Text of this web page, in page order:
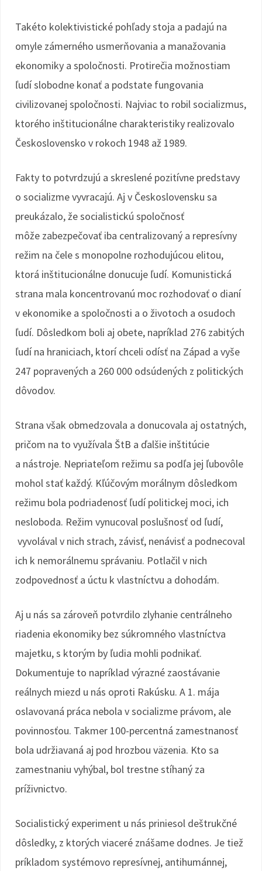
Takéto kolektivistické pohľady stoja a padajú na
omyle zámerného usmerňovania a manažovania
ekonomiky a spoločnosti. Protirečia možnostiam
ľudí slobodne konať a podstate fungovania
civilizovanej spoločnosti. Najviac to robil socializmus,
ktorého inštitucionálne charakteristiky realizovalo
Československo v rokoch 1948 až 1989.
Fakty to potvrdzujú a skreslené pozitívne predstavy
o socializme vyvracajú. Aj v Československu sa
preukázalo, že socialistickú spoločnosť
môže zabezpečovať iba centralizovaný a represívny
režim na čele s monopolne rozhodujúcou elitou,
ktorá inštitucionálne donucuje ľudí. Komunistická
strana mala koncentrovanú moc rozhodovať o dianí
v ekonomike a spoločnosti a o životoch a osudoch
ľudí. Dôsledkom boli aj obete, napríklad 276 zabitých
ľudí na hraniciach, ktorí chceli odísť na Západ a vyše
247 popravených a 260 000 odsúdených z politických
dôvodov.
Strana však obmedzovala a donucovala aj ostatných,
pričom na to využívala ŠtB a ďalšie inštitúcie
a nástroje. Nepriateľom režimu sa podľa jej ľubovôle
mohol stať každý. Kľúčovým morálnym dôsledkom
režimu bola podriadenosť ľudí politickej moci, ich
nesloboda. Režim vynucoval poslušnosť od ľudí,
vyvolával v nich strach, závisť, nenávisť a podnecoval
ich k nemorálnemu správaniu. Potlačil v nich
zodpovednosť a úctu k vlastníctvu a dohodám.
Aj u nás sa zároveň potvrdilo zlyhanie centrálneho
riadenia ekonomiky bez súkromného vlastníctva
majetku, s ktorým by ľudia mohli podnikať.
Dokumentuje to napríklad výrazné zaostávanie
reálnych miezd u nás oproti Rakúsku. A 1. mája
oslavovaná práca nebola v socializme právom, ale
povinnosťou. Takmer 100-percentná zamestnanosť
bola udržiavaná aj pod hrozbou väzenia. Kto sa
zamestnaniu vyhýbal, bol trestne stíhaný za
príživnictvo.
Socialistický experiment u nás priniesol deštrukčné
dôsledky, z ktorých viaceré znášame dodnes. Je tiež
príkladom systémovo represívnej, antihumánnej,